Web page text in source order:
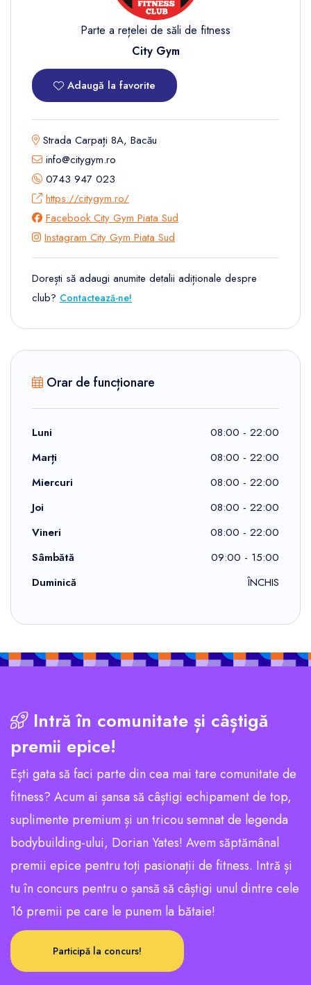
Parte a rețelei de săli de fitness
City Gym
Adaugă la favorite
Strada Carpați 8A, Bacău
info@citygym.ro
0743 947 023
https://citygym.ro/
Facebook City Gym Piata Sud
Instagram City Gym Piata Sud
Dorești să adaugi anumite detalii adiționale despre
club? Contactează-ne!
Orar de funcționare
Luni
08:00 - 22:00
Marți
08:00 - 22:00
Miercuri
08:00 - 22:00
Joi
08:00 - 22:00
Vineri
08:00 - 22:00
Sâmbătă
09:00 - 15:00
Duminică
ÎNCHIS
Intră în comunitate și câștigă
premii epice!
Ești gata să faci parte din cea mai tare comunitate de
fitness? Acum ai șansa să câștigi echipament de top,
suplimente premium și un tricou semnat de legenda
bodybuilding-ului, Dorian Yates! Avem săptămânal
premii epice pentru toți pasionații de fitness. Intră și
tu în concurs pentru o șansă să câștigi unul dintre cele
16 premii pe care le punem la bătaie!
Participă la concurs!